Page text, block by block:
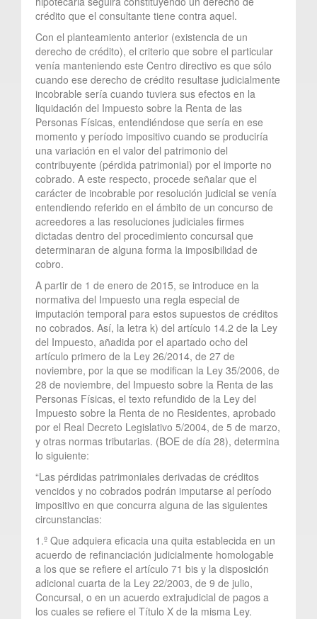
crédito que el consultante tiene contra aquel.
Con el planteamiento anterior (existencia de un
derecho de crédito), el criterio que sobre el particular
venía manteniendo este Centro directivo es que sólo
cuando ese derecho de crédito resultase judicialmente
incobrable sería cuando tuviera sus efectos en la
liquidación del Impuesto sobre la Renta de las
Personas Físicas, entendiéndose que sería en ese
momento y período impositivo cuando se produciría
una variación en el valor del patrimonio del
contribuyente (pérdida patrimonial) por el importe no
cobrado. A este respecto, procede señalar que el
carácter de incobrable por resolución judicial se venía
entendiendo referido en el ámbito de un concurso de
acreedores a las resoluciones judiciales firmes
dictadas dentro del procedimiento concursal que
determinaran de alguna forma la imposibilidad de
cobro.
A partir de 1 de enero de 2015, se introduce en la
normativa del Impuesto una regla especial de
imputación temporal para estos supuestos de créditos
no cobrados. Así, la letra k) del artículo 14.2 de la Ley
del Impuesto, añadida por el apartado ocho del
artículo primero de la Ley 26/2014, de 27 de
noviembre, por la que se modifican la Ley 35/2006, de
28 de noviembre, del Impuesto sobre la Renta de las
Personas Físicas, el texto refundido de la Ley del
Impuesto sobre la Renta de no Residentes, aprobado
por el Real Decreto Legislativo 5/2004, de 5 de marzo,
y otras normas tributarias. (BOE de día 28), determina
lo siguiente:
“Las pérdidas patrimoniales derivadas de créditos
vencidos y no cobrados podrán imputarse al período
impositivo en que concurra alguna de las siguientes
circunstancias:
1.º Que adquiera eficacia una quita establecida en un
acuerdo de refinanciación judicialmente homologable
a los que se refiere el artículo 71 bis y la disposición
adicional cuarta de la Ley 22/2003, de 9 de julio,
Concursal, o en un acuerdo extrajudicial de pagos a
los cuales se refiere el Título X de la misma Ley.